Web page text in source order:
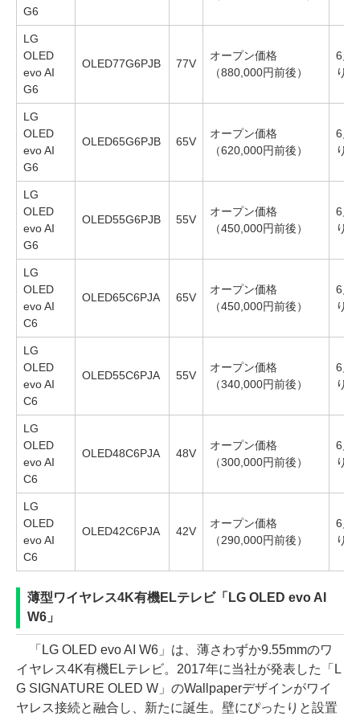
G6
LG
OLED
evo AI
G6
OLED77G6PJB 77V
オープン価格
（880,000円前後）
6月
り
LG
OLED
evo AI
G6
OLED65G6PJB 65V
オープン価格
（620,000円前後）
6月
り
LG
OLED
evo AI
G6
OLED55G6PJB 55V
オープン価格
（450,000円前後）
6月
り
LG
OLED
evo AI
C6
OLED65C6PJA 65V
オープン価格
（450,000円前後）
6月
り
LG
OLED
evo AI
C6
OLED55C6PJA 55V
オープン価格
（340,000円前後）
6月
り
LG
OLED
evo AI
C6
OLED48C6PJA 48V
オープン価格
（300,000円前後）
6月
り
LG
OLED
evo AI
C6
OLED42C6PJA 42V
オープン価格
（290,000円前後）
6月
り
薄型ワイヤレス4K有機ELテレビ「LG OLED evo AI
W6」
「LG OLED evo AI W6」は、薄さわずか9.55mmのワ
イヤレス4K有機ELテレビ。2017年に当社が発表した「L
G SIGNATURE OLED W」のWallpaperデザインがワイ
ヤレス接続と融合し、新たに誕生。壁にぴったりと設置